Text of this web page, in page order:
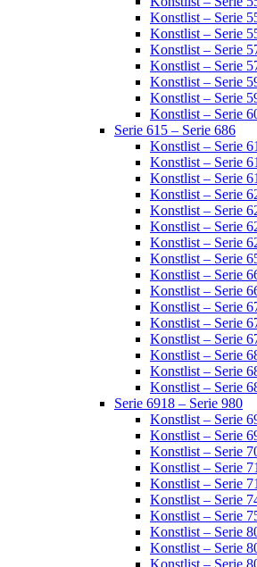
Konstlist – Serie
Konstlist – Serie
Konstlist – Serie
Konstlist – Serie
Konstlist – Serie
Konstlist – Serie
Konstlist – Serie
Serie 615 – Serie 686
Konstlist – Serie
Konstlist – Serie
Konstlist – Serie
Konstlist – Serie
Konstlist – Serie
Konstlist – Serie
Konstlist – Serie
Konstlist – Serie
Konstlist – Serie
Konstlist – Serie
Konstlist – Serie
Konstlist – Serie
Konstlist – Serie
Konstlist – Serie
Konstlist – Serie
Konstlist – Serie
Serie 6918 – Serie 980
Konstlist – Serie
Konstlist – Serie
Konstlist – Serie
Konstlist – Serie
Konstlist – Serie
Konstlist – Serie
Konstlist – Serie
Konstlist – Serie
Konstlist – Serie
Konstlist – Serie